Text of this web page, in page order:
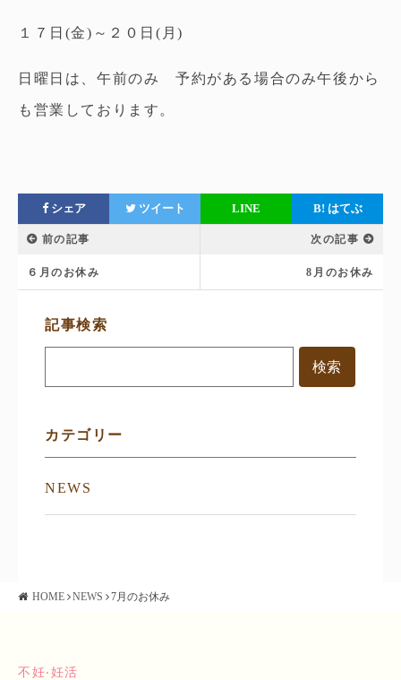
１７日(金)～２０日(月)
日曜日は、午前のみ 予約がある場合のみ午後から
も営業しております。
シェア ツイート LINE B! はてぶ
前の記事
６月のお休み
次の記事
8月のお休み
サ
ニ
記事検索
カテゴリー
NEWS
HOME NEWS 7月のお休み
不妊‧妊活